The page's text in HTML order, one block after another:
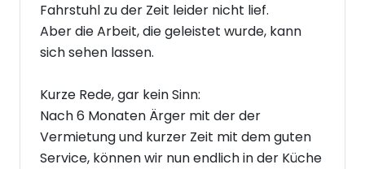
Fahrstuhl zu der Zeit leider nicht lief.
Aber die Arbeit, die geleistet wurde, kann
sich sehen lassen.
Kurze Rede, gar kein Sinn:
Nach 6 Monaten Ärger mit der der
Vermietung und kurzer Zeit mit dem guten
Service, können wir nun endlich in der Küche